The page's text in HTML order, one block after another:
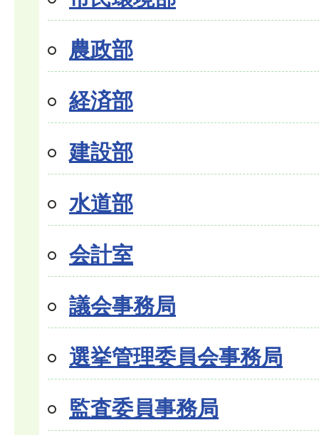
農政部
経済部
建設部
水道部
会計室
議会事務局
選挙管理委員会事務局
監査委員事務局